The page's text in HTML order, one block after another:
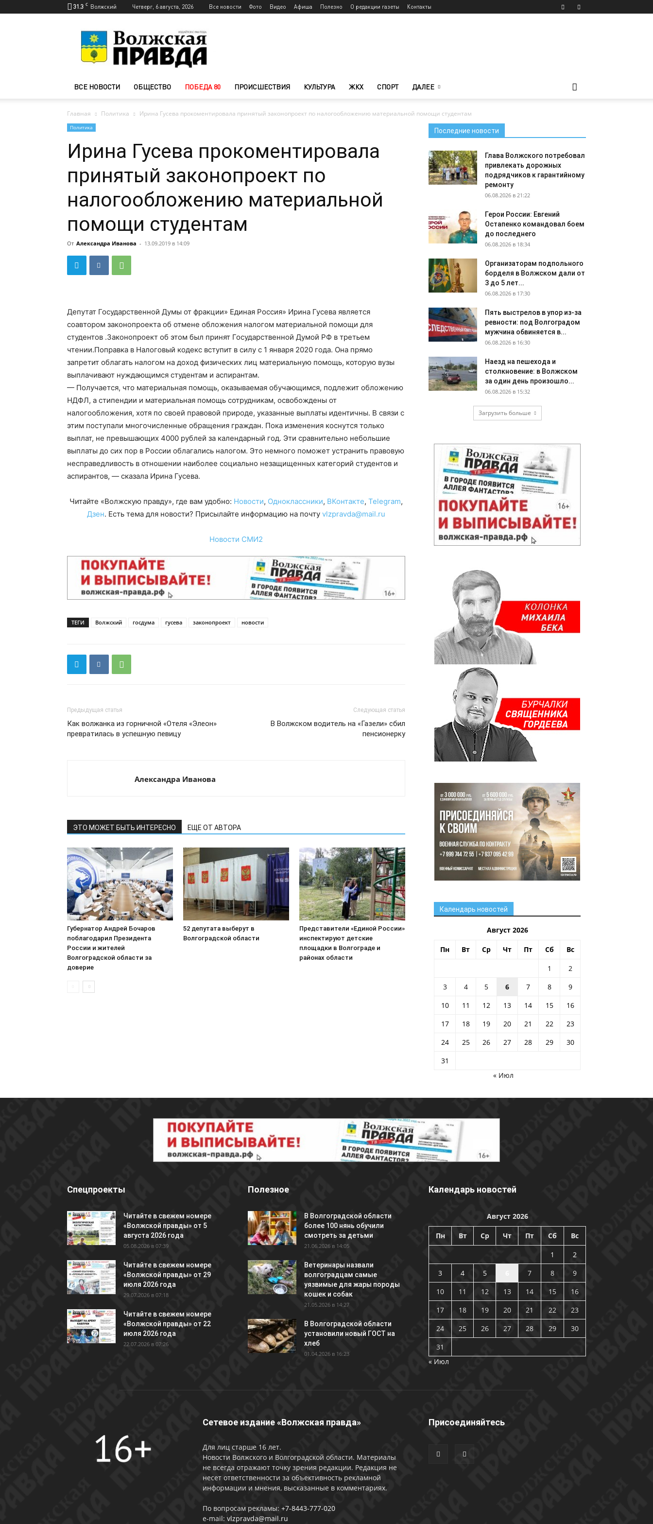
31.3 C Волжский Четверг, 6 августа, 2026 Все новости Фото Видео Афиша Полезно О редакции газеты Контакты
Волжского
—
Волжская
ВСЕ НОВОСТИ ОБЩЕСТВО ПОБЕДА 80 ПРОИСШЕСТВИЯ КУЛЬТУРА ЖКХ СПОРТ ДАЛЕЕ
Главная Политика Ирина Гусева прокоментировала принятый законопроект по налогообложению материальной помощи студентам
Политика
Ирина Гусева прокоментировала
принятый законопроект по
налогообложению материальной
помощи студентам
От Александра Иванова - 13.09.2019 в 14:09
Депутат Государственной Думы от фракции» Единая Россия» Ирина Гусева является
соавтором законопроекта об отмене обложения налогом материальной помощи для
студентов .Законопроект об этом был принят Государственной Думой РФ в третьем
чтении.Поправка в Налоговый кодекс вступит в силу с 1 января 2020 года. Она прямо
запретит облагать налогом на доход физических лиц материальную помощь, которую вузы
выплачивают нуждающимся студентам и аспирантам.
— Получается, что материальная помощь, оказываемая обучающимся, подлежит обложению
НДФЛ, а стипендии и материальная помощь сотрудникам, освобождены от
налогообложения, хотя по своей правовой природе, указанные выплаты идентичны. В связи с
этим поступали многочисленные обращения граждан. Пока изменения коснутся только
выплат, не превышающих 4000 рублей за календарный год. Эти сравнительно небольшие
выплаты до сих пор в России облагались налогом. Это немного поможет устранить правовую
несправедливость в отношении наиболее социально незащищенных категорий студентов и
аспирантов, — сказала Ирина Гусева.
Читайте «Волжскую правду», где вам удобно: Новости, Одноклассники, ВКонтакте, Telegram,
Дзен. Есть тема для новости? Присылайте информацию на почту vlzpravda@mail.ru
Новости СМИ2
ТЕГИ Волжский госдума гусева законопроект новости
Предыдущая статья
Как волжанка из горничной «Отеля «Элеон»
превратилась в успешную певицу
Следующая статья
В Волжском водитель на «Газели» сбил
пенсионерку
Александра Иванова
ЭТО МОЖЕТ БЫТЬ ИНТЕРЕСНО ЕЩЕ ОТ АВТОРА
Губернатор Андрей Бочаров
поблагодарил Президента
России и жителей
Волгоградской области за
доверие
52 депутата выберут в
Волгоградской области
Представители «Единой России»
инспектируют детские
площадки в Волгограде и
районах области
Последние новости
Глава Волжского потребовал
привлекать дорожных
подрядчиков к гарантийному
ремонту
06.08.2026 в 21:22
Герои России: Евгений
Остапенко командовал боем
до последнего
06.08.2026 в 18:34
Организаторам подпольного
борделя в Волжском дали от
3 до 5 лет...
06.08.2026 в 17:30
Пять выстрелов в упор из-за
ревности: под Волгоградом
мужчина обвиняется в...
06.08.2026 в 16:30
Наезд на пешехода и
столкновение: в Волжском
за один день произошло...
06.08.2026 в 15:32
Загрузить больше
Календарь новостей
Август 2026
Пн Вт Ср Чт Пт Сб Вс
1
2
3
4 5 6 7 8
9
10
11 12 13 14 15
16
17
18 19 20 21 22
23
24
25 26 27 28 29
30
31
« Июл
Спецпроекты
Читайте в свежем номере
«Волжской правды» от 5
августа 2026 года
05.08.2026 в 07:39
Читайте в свежем номере
«Волжской правды» от 29
июля 2026 года
29.07.2026 в 07:18
Читайте в свежем номере
«Волжской правды» от 22
июля 2026 года
22.07.2026 в 07:26
Полезное
В Волгоградской области
более 100 нянь обучили
смотреть за детьми
21.06.2026 в 14:05
Ветеринары назвали
волгоградцам самые
уязвимые для жары породы
кошек и собак
21.05.2026 в 14:27
В Волгоградской области
установили новый ГОСТ на
хлеб
01.04.2026 в 16:23
Календарь новостей
Август 2026
Пн Вт Ср Чт Пт Сб Вс
1
2
3
4 5 7 8
9
10
11 12 13 14 15
16
17
18 19 20 21 22
23
24
25 26 27 28 29
30
31
« Июл
Сетевое издание «Волжская правда»
Для лиц старше 16 лет.
Новости Волжского и Волгоградской области. Материалы
не всегда отражают точку зрения редакции. Редакция не
несет ответственности за объективность рекламной
информации и мнения, высказанные в комментариях.
По вопросам рекламы: +7-8443-777-020
e-mail: vlzpravda@mail.ru
Присоединяйтесь